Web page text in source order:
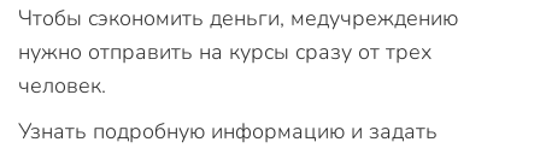
Чтобы сэкономить деньги, медучреждению
нужно отправить на курсы сразу от трех
человек.
Узнать подробную информацию и задать